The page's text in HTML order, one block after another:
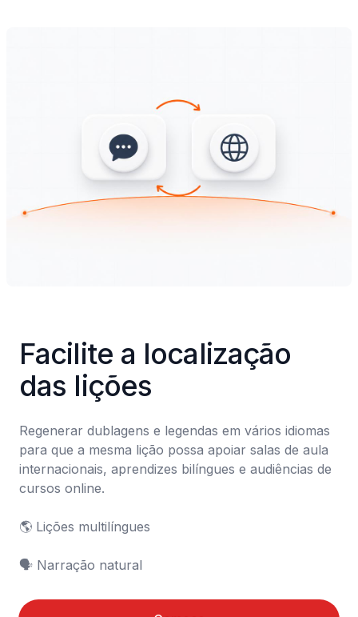
Facilite a localização
das lições
Regenerar dublagens e legendas em vários idiomas
para que a mesma lição possa apoiar salas de aula
internacionais, aprendizes bilíngues e audiências de
cursos online.
🌎 Lições multilíngues
🗣️ Narração natural